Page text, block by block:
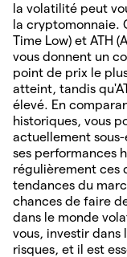
la volatilité peut
la cryptomonnaie.
Time Low) et ATH
vous donnent un
point de prix le
atteint, tandis
élevé. En
historiques, vous
actuellement
ses performances
régulièrement ces
tendances du
chances de faire
dans le monde
vous, investir dans
risques, et il est